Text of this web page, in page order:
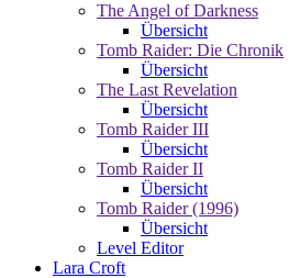
The Angel of Darkness
Übersicht
Tomb Raider: Die Chronik
Übersicht
The Last Revelation
Übersicht
Tomb Raider III
Übersicht
Tomb Raider II
Übersicht
Tomb Raider (1996)
Übersicht
Level Editor
Lara Croft